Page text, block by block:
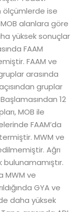
ölçümlerde ise
MOB alanlara göre
yüksek sonuçlar
FAAM
FAAM ve
arasında
gruplar
12
MOB ile
FAAM’da
MWM ve
Ağrı
bulunamamıştır.
MWM ve
GYA ve
daha yüksek